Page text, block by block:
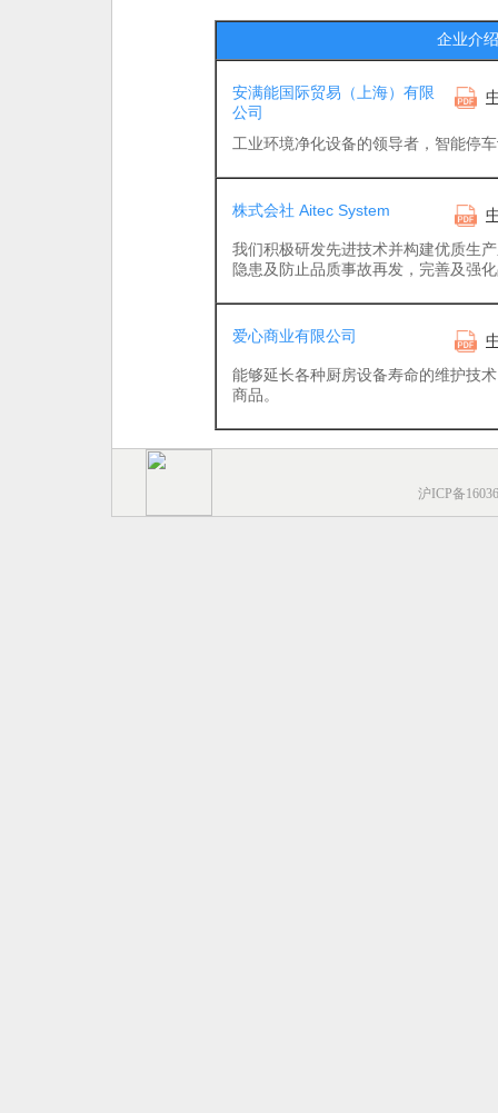
企业介绍
安满能国际贸易（上海）有限
公司
工业环境净化设备的领导者，智能停
株式会社 Aitec System
我们积极研发先进技术并构建优质生
隐患及防止品质事故再发，完善及强
爱心商业有限公司
能够延长各种厨房设备寿命的维护技
商品。
沪ICP备